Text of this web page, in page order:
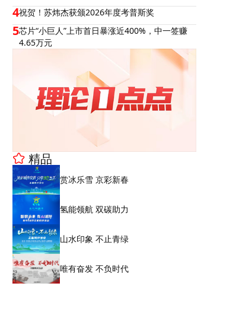
4祝贺！苏炜杰获颁2026年度考普斯奖
5芯片“小巨人”上市首日暴涨近400%，中一签赚
4.65万元
精品
赏冰乐雪 京彩新春
氢能领航 双碳助力
山水印象 不止青绿
唯有奋发 不负时代